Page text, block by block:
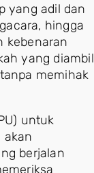
yang adil dan
hingga
kebenaran
yang diambil
memihak
untuk
akan
berjalan